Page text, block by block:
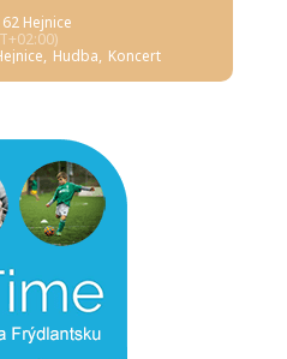
Hejnice
Hudba, Koncert